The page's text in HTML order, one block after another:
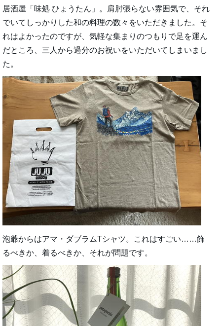
居酒屋「味処 ひょうたん」。肩肘張らない雰囲気で、それ
でいてしっかりした和の料理の数々をいただきました。そ
れはよかったのですが、気軽な集まりのつもりで足を運ん
だところ、三人から過分のお祝いをいただいてしまいまし
た。
泡爺からはアマ・ダブラムTシャツ。これはすごい……飾
るべきか、着るべきか、それが問題です。